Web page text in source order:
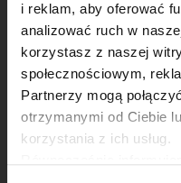
i reklam, aby oferować
analizować ruch w
korzystasz z naszej
społecznościowym,
Partnerzy mogą
otrzymanymi od Ciebie
korzystania z ich usług.
Krok 4
Suche składniki połącz w
połączenia masy.